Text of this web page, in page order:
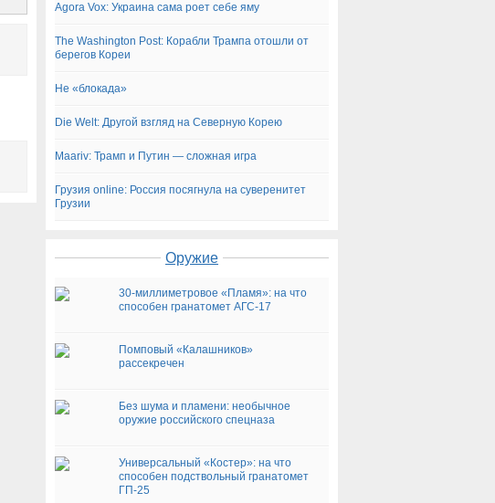
Agora Vox: Украина сама роет себе яму
The Washington Post: Корабли Трампа отошли от
берегов Кореи
Не «блокада»
Die Welt: Другой взгляд на Северную Корею
Maariv: Трамп и Путин — сложная игра
Грузия online: Россия посягнула на суверенитет
Грузии
Оружие
30-миллиметровое «Пламя»: на что
способен гранатомет АГС-17
Помповый «Калашников»
рассекречен
Без шума и пламени: необычное
оружие российского спецназа
Универсальный «Костер»: на что
способен подствольный гранатомет
ГП-25